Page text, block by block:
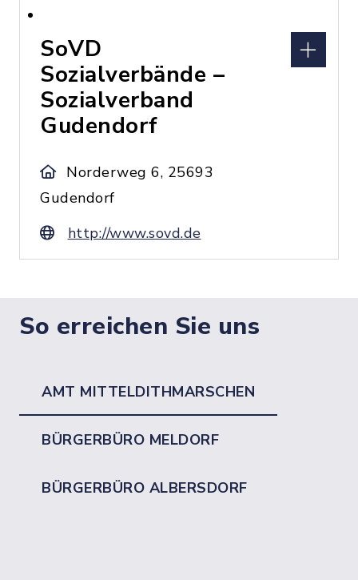
SoVD
Sozialverbände –
Sozialverband
Gudendorf
Norderweg 6, 25693
Gudendorf
http://www.sovd.de
So erreichen Sie uns
AMT MITTELDITHMARSCHEN
BÜRGERBÜRO MELDORF
BÜRGERBÜRO ALBERSDORF